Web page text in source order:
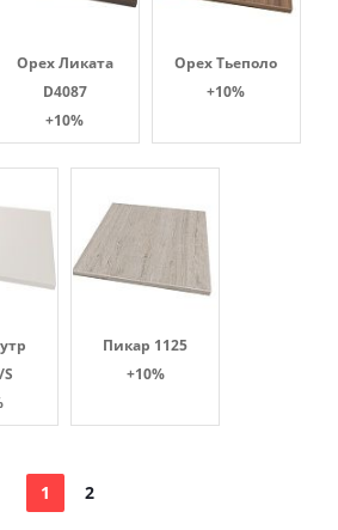
Орех Ликата
D4087
+10%
Орех Тьеполо
+10%
Пикар 1125
+10%
1 2